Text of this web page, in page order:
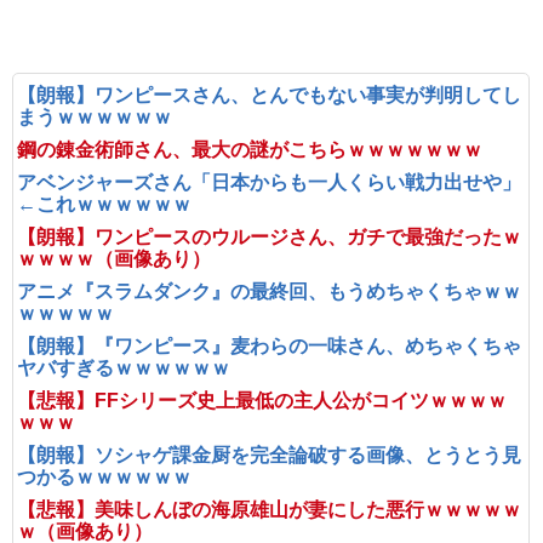
【朗報】ワンピースさん、とんでもない事実が判明してし
まうｗｗｗｗｗｗ
鋼の錬金術師さん、最大の謎がこちらｗｗｗｗｗｗｗ
アベンジャーズさん「日本からも一人くらい戦力出せや」
←これｗｗｗｗｗｗ
【朗報】ワンピースのウルージさん、ガチで最強だったｗ
ｗｗｗｗ（画像あり）
アニメ『スラムダンク』の最終回、もうめちゃくちゃｗｗ
ｗｗｗｗｗ
【朗報】『ワンピース』麦わらの一味さん、めちゃくちゃ
ヤバすぎるｗｗｗｗｗｗ
【悲報】FFシリーズ史上最低の主人公がコイツｗｗｗｗ
ｗｗｗ
【朗報】ソシャゲ課金厨を完全論破する画像、とうとう見
つかるｗｗｗｗｗｗ
【悲報】美味しんぼの海原雄山が妻にした悪行ｗｗｗｗｗ
ｗ（画像あり）